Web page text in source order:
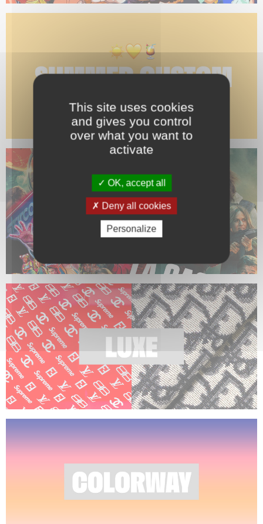
This site uses cookies
and gives you control
over what you want to
activate
OK, accept all
Deny all cookies
Personalize